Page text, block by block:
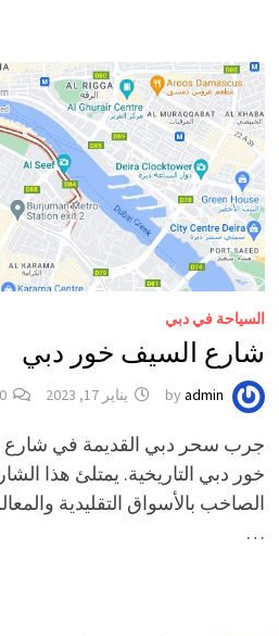
السياحة في دبي
شارع السيف خور دبي
byadmin يناير 17, 2023 0
جرب سحر دبي القديمة في شارع
خور دبي التاريخية. يمتلئ هذا
الصاخب بالأسواق التقليدية
…